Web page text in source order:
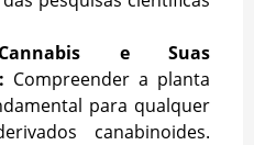
e Suas
Compreender a planta
para qualquer
canabinoides.